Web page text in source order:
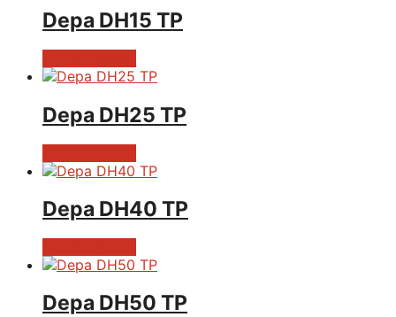
Depa DH15 TP
Depa DH25 TP
Depa DH40 TP
Depa DH50 TP